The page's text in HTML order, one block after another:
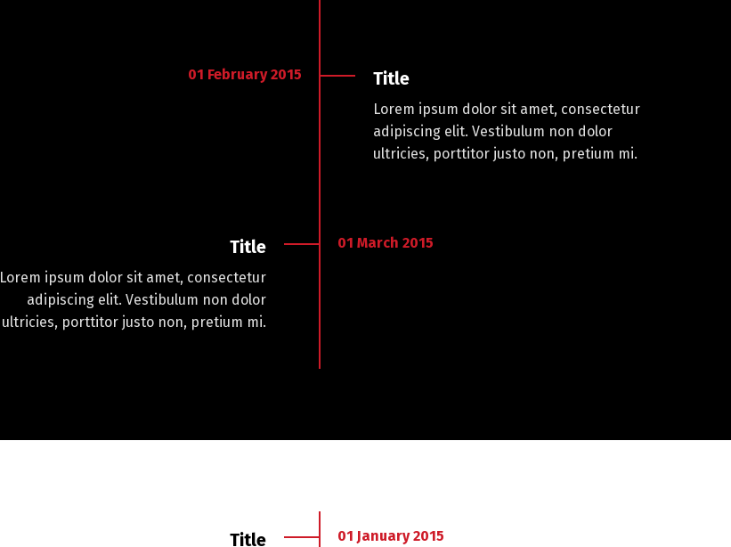
01 February 2015 Title
Lorem ipsum dolor sit amet, consectetur
adipiscing elit. Vestibulum non dolor
ultricies, porttitor justo non, pretium mi.
01 March 2015
Title
Lorem ipsum dolor sit amet, consectetur
adipiscing elit. Vestibulum non dolor
ultricies, porttitor justo non, pretium mi.
01 January 2015
Title